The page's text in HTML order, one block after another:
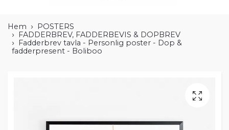
Hem
POSTERS
FADDERBREV, FADDERBEVIS & DOPBREV
Fadderbrev tavla - Personlig poster - Dop &
fadderpresent - Boliboo